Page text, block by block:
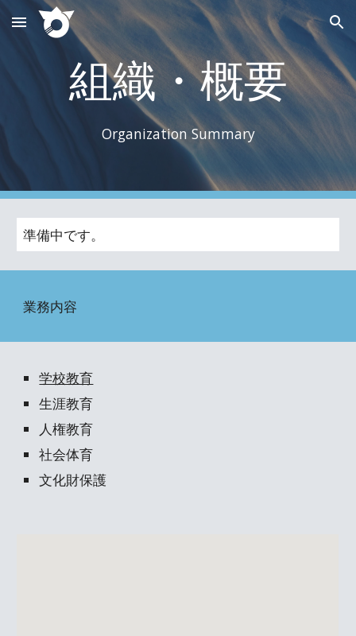
Skip to main content Skip to navigation
組織・概要
Organization Summary
準備中です。
業務内容
学校教育
生涯教育
人権教育
社会体育
文化財保護